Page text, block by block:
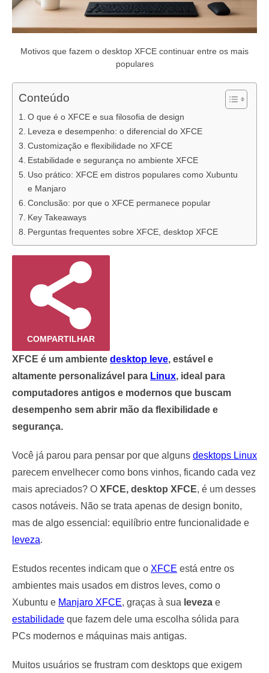
Motivos que fazem o desktop XFCE continuar entre os mais
populares
Conteúdo
O que é o XFCE e sua filosofia de design
Leveza e desempenho: o diferencial do XFCE
Customização e flexibilidade no XFCE
Estabilidade e segurança no ambiente XFCE
Uso prático: XFCE em distros populares como Xubuntu
e Manjaro
Conclusão: por que o XFCE permanece popular
Key Takeaways
Perguntas frequentes sobre XFCE, desktop XFCE
COMPARTILHAR
XFCE é um ambiente desktop leve, estável e
altamente personalizável para Linux, ideal para
computadores antigos e modernos que buscam
desempenho sem abrir mão da flexibilidade e
segurança.
Você já parou para pensar por que alguns desktops Linux
parecem envelhecer como bons vinhos, ficando cada vez
mais apreciados? O XFCE, desktop XFCE, é um desses
casos notáveis. Não se trata apenas de design bonito,
mas de algo essencial: equilíbrio entre funcionalidade e
leveza.
Estudos recentes indicam que o XFCE está entre os
ambientes mais usados em distros leves, como o
Xubuntu e Manjaro XFCE, graças à sua leveza e
estabilidade que fazem dele uma escolha sólida para
PCs modernos e máquinas mais antigas.
Muitos usuários se frustram com desktops que exigem